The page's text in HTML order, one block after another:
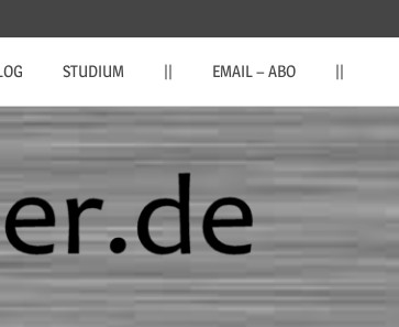
STUDIUM || EMAIL – ABO ||